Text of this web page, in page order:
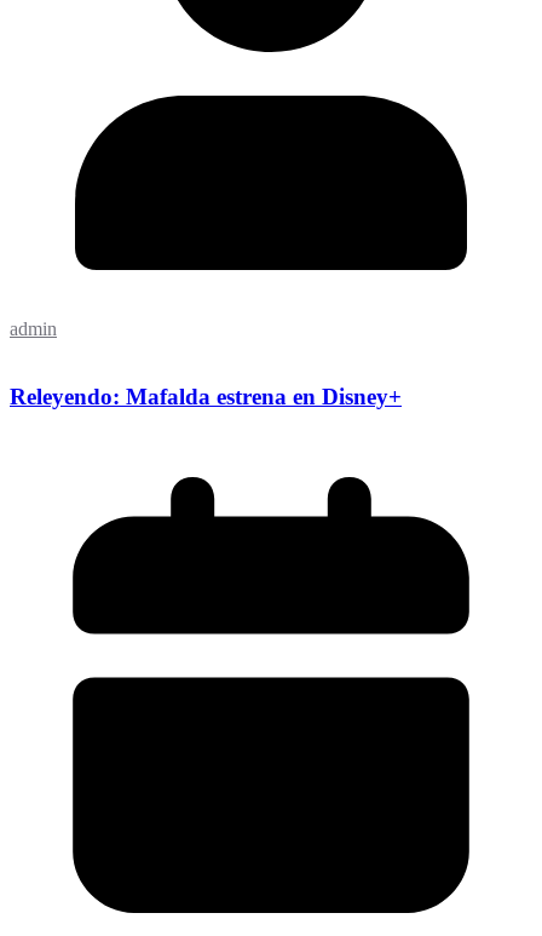
admin
Releyendo: Mafalda estrena en Disney+